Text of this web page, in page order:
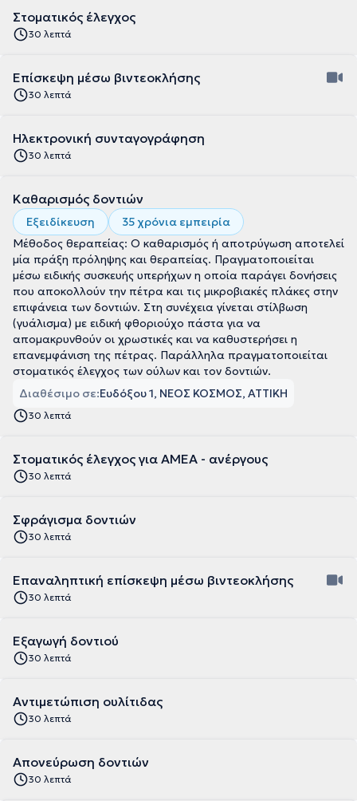
Στοματικός έλεγχος
30 λεπτά
Επίσκεψη μέσω βιντεοκλήσης
30 λεπτά
Ηλεκτρονική συνταγογράφηση
30 λεπτά
Καθαρισμός δοντιών
Εξειδίκευση
35 χρόνια εμπειρία
Μέθοδος θεραπείας: Ο καθαρισμός ή αποτρύγωση αποτελεί
μία πράξη πρόληψης και θεραπείας. Πραγματοποιείται
μέσω ειδικής συσκευής υπερήχων η οποία παράγει δονήσεις
που αποκολλούν την πέτρα και τις μικροβιακές πλάκες στην
επιφάνεια των δοντιών. Στη συνέχεια γίνεται στίλβωση
(γυάλισμα) με ειδική φθοριούχο πάστα για να
απομακρυνθούν οι χρωστικές και να καθυστερήσει η
επανεμφάνιση της πέτρας. Παράλληλα πραγματοποιείται
στοματικός έλεγχος των ούλων και τον δοντιών.
Διαθέσιμο σε:Ευδόξου 1, ΝΕΟΣ ΚΟΣΜΟΣ, ΑΤΤΙΚΗ
30 λεπτά
Στοματικός έλεγχος για ΑΜΕΑ - ανέργους
30 λεπτά
Σφράγισμα δοντιών
30 λεπτά
Επαναληπτική επίσκεψη μέσω βιντεοκλήσης
30 λεπτά
Εξαγωγή δοντιού
30 λεπτά
Αντιμετώπιση ουλίτιδας
30 λεπτά
Απονεύρωση δοντιών
30 λεπτά